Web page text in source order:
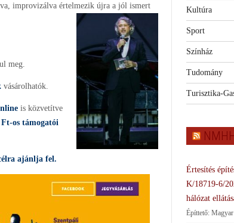
improvizálva értelmezik újra a jól ismert
meg.
vásárolhatók.
is közvetítve
Ft-os támogatói
ajánlja fel.
Kultúra
Sport
Színház
Tudomány
Turisztika-
NMHH
Értesítés
K/18719-6/
hálózat
Építtető: